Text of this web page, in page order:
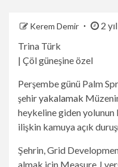
Kerem Demir 2
Trina Türk
| Çöl güneşine özel
Perşembe günü Palm
şehiryakalamak
heykeline giden yolunun
ilişkin kamuya açık
Şehrin, Grid
almak için Measure J